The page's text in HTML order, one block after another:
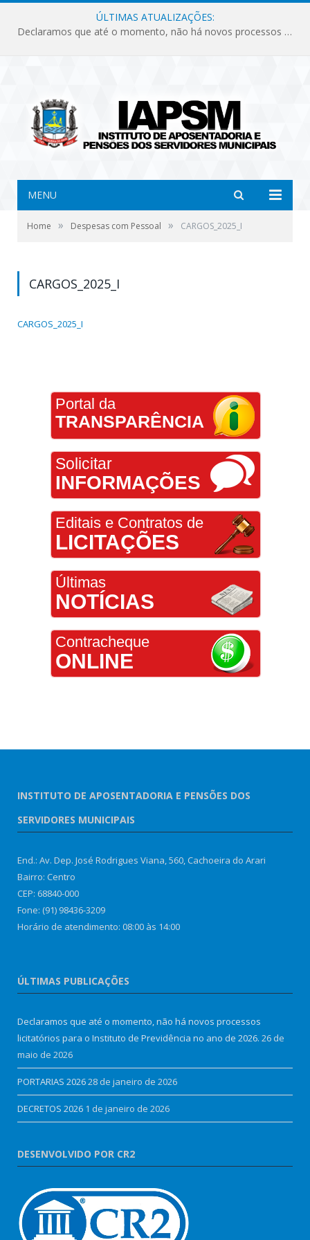
ÚLTIMAS ATUALIZAÇÕES:
Declaramos que até o momento, não há novos processos licitatórios para o Instituto de Previdência no ano de 2026.
MENU
Home » Despesas com Pessoal » CARGOS_2025_I
CARGOS_2025_I
CARGOS_2025_I
Portal da
TRANSPARÊNCIA
Solicitar
INFORMAÇÕES
Editais e Contratos de
LICITAÇÕES
Últimas
NOTÍCIAS
Contracheque
ONLINE
INSTITUTO DE APOSENTADORIA E PENSÕES DOS
SERVIDORES MUNICIPAIS
End.: Av. Dep. José Rodrigues Viana, 560, Cachoeira do Arari
Bairro: Centro
CEP: 68840-000
Fone: (91) 98436-3209
Horário de atendimento: 08:00 às 14:00
ÚLTIMAS PUBLICAÇÕES
Declaramos que até o momento, não há novos processos
licitatórios para o Instituto de Previdência no ano de 2026. 26 de
maio de 2026
PORTARIAS 202628 de janeiro de 2026
DECRETOS 2026 1 de janeiro de 2026
DESENVOLVIDO POR CR2